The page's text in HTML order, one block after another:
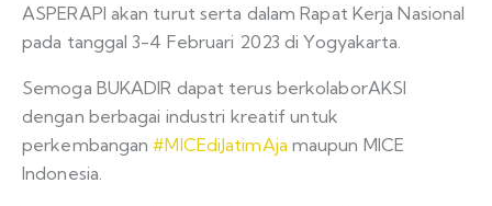
ASPERAPI akan turut serta dalam Rapat Kerja Nasional
pada tanggal 3-4 Februari 2023 di Yogyakarta.
Semoga BUKADIR dapat terus berkolaborAKSI
dengan berbagai industri kreatif untuk
perkembangan#MICEdiJatimAja maupun MICE
Indonesia.